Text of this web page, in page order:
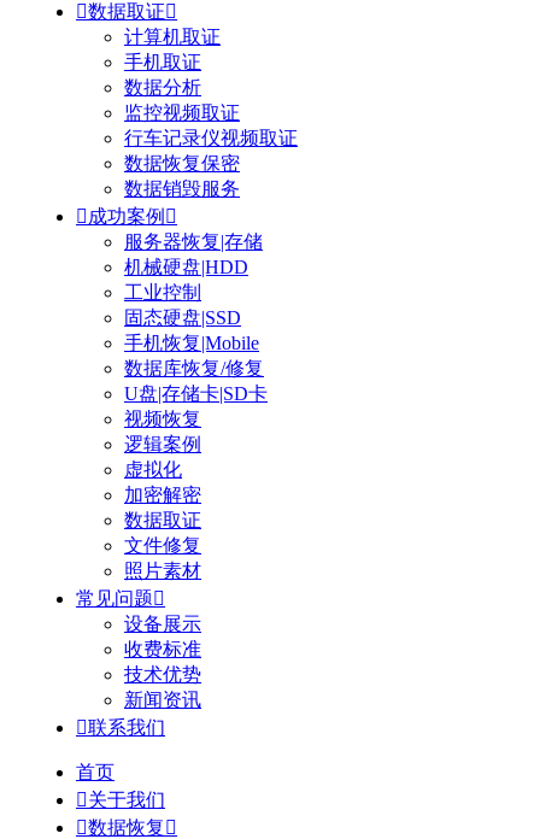
数据取证
计算机取证
手机取证
数据分析
监控视频取证
行车记录仪视频取证
数据恢复保密
数据销毁服务
 成功案例 
服务器恢复|存储
机械硬盘|HDD
工业控制
固态硬盘|SSD
手机恢复|Mobile
数据库恢复/修复
U盘|存储卡|SD卡
视频恢复
逻辑案例
虚拟化
加密解密
数据取证
文件修复
照片素材
常见问题
设备展示
收费标准
技术优势
新闻资讯
联系我们
首页
关于我们
数据恢复 